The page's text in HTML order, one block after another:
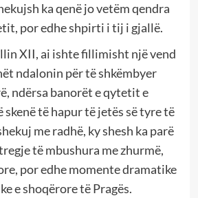
ka qenë jo vetëm qendra
por edhe shpirti i tij i gjallë.
XII, ai ishte fillimisht një vend
ndalonin për të shkëmbyer
ndërsa banorët e qytetit e
skenë të hapur të jetës së tyre të
me radhë, ky shesh ka parë
të mbushura me zhurmë,
por edhe momente dramatike
e shoqërore të Pragës.